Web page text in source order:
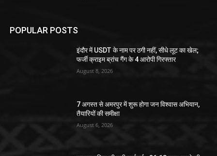
POPULAR POSTS
इंदौर में USDT के नाम पर ठगी नहीं, सीधे लूट का खेल;
फर्जी क्राइम ब्रांच गैंग के 4 आरोपी गिरफ्तार
August 8, 2026
7 अगस्त से अमरपुर में शुरू होगा जन विश्वास अभियान,
तैयारियों की समीक्षा
August 6, 2026